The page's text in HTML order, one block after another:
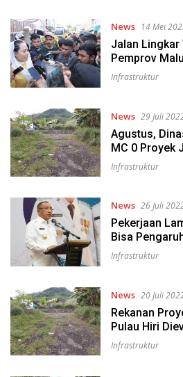
News 14 Mei
Jalan Lingkar
Pemprov
Infrastruktur
News 29 Juli
Agustus,
MC 0 Proyek
Infrastruktur
News 26 Juli
Pekerjaan
Bisa
Infrastruktur
News 20 Juli
Rekanan
Pulau Hiri
Infrastruktur